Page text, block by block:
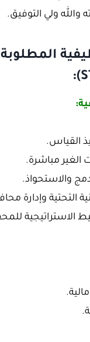
والله ولي التوفيق.
القياس.
الغير مباشرة.
والاستحواذ.
التحتية وإدارة
الاستراتيجية